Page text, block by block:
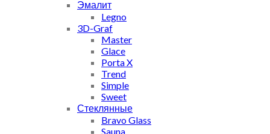
Эмалит
Legno
3D-Graf
Master
Glace
Porta X
Trend
Simple
Sweet
Стеклянные
Bravo Glass
Sauna